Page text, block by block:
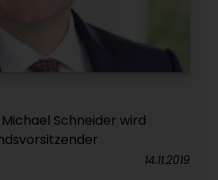
Schneider wird
14.11.2019